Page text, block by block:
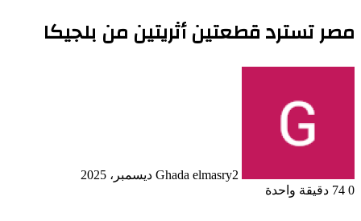
مصر تسترد قطعتين أثريتين من بلجيكا
Ghada elmasry2 ديسمبر، 2025
0
دقيقة واحدة